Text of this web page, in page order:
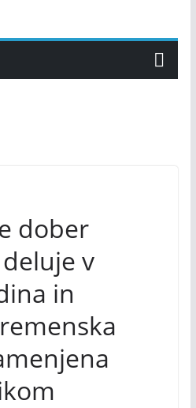
dober
v
in